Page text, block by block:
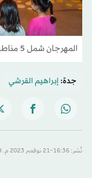
المهرجان شمل 5 مناطق متنوعة (الشرق الأوسط)
جدة:إبراهيم القرشي
نُشر: 16:36-21 نوفمبر 2023 م ـ 09 جمادي الأول 1445 هـ